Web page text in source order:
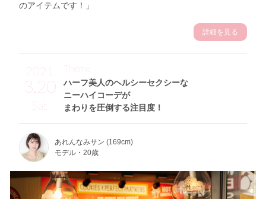
のアイテムです！」
詳細を見る
3.20
Sat
ハーフ美人のヘルシーセクシーな
ニーハイコーデが
まわりを圧倒する注目度！
Theme
あれんなみサン (169cm)
モデル・20歳